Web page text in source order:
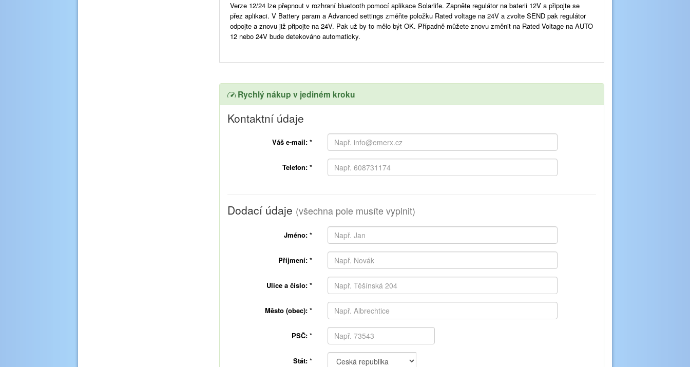
Verze 12/24 lze přepnout v rozhraní bluetooth pomocí aplikace Solarlife. Zapněte regulátor na baterii 12V a připojte se
přez aplikaci. V Battery param a Advanced settings změňte položku Rated voltage na 24V a zvolte SEND pak regulátor
odpojte a znovu již připojte na 24V. Pak už by to mělo být OK. Případně můžete znovu změnit na Rated Voltage na AUTO
12 nebo 24V bude detekováno automaticky.
Rychlý nákup v jediném kroku
Kontaktní údaje
Váš e-mail: *
Telefon: *
Dodací údaje (všechna pole musíte vyplnit)
Jméno: *
Příjmení: *
Ulice a číslo: *
Město (obec): *
PSČ: *
Stát: *